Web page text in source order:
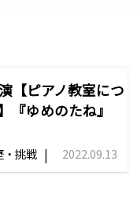
【ピアノ教室につ
『ゆめのたね』
・挑戦 | 2022.09.13